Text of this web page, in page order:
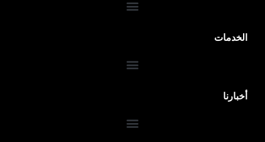
الخدمات
أخبارنا